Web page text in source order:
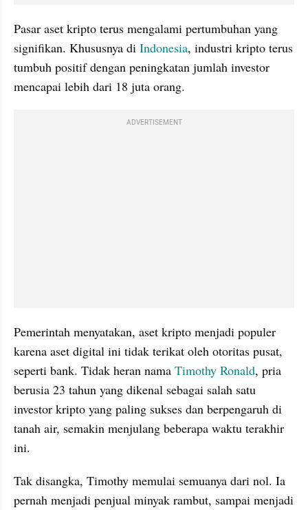
Pasar aset kripto terus mengalami pertumbuhan yang
signifikan. Khususnya di Indonesia, industri kripto terus
tumbuh positif dengan peningkatan jumlah investor
mencapai lebih dari 18 juta orang.
ADVERTISEMENT
Pemerintah menyatakan, aset kripto menjadi populer
karena aset digital ini tidak terikat oleh otoritas pusat,
seperti bank. Tidak heran nama Timothy Ronald, pria
berusia 23 tahun yang dikenal sebagai salah satu
investor kripto yang paling sukses dan berpengaruh di
tanah air, semakin menjulang beberapa waktu terakhir
ini.
Tak disangka, Timothy memulai semuanya dari nol. Ia
pernah menjadi penjual minyak rambut, sampai menjadi